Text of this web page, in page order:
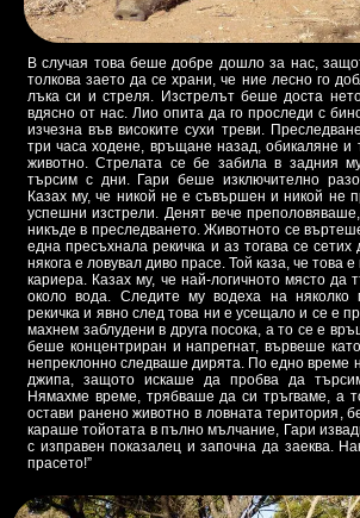
В случая това беше добре дошло за нас,
толкова заето да се храни, че ние лесно го
лъка си и стреля. Изстрелът беше доста
вдясно от нас. Лио опита да го проследи с
изчезна във високите сухи треви.
три часа ходене, връщане назад, обикаляне и
животно. Стрелата се бе забила в задния
търсим с дни. Гари беше изключително
Казах му, че никой не е съвършен и никой не
успешни изстрели. Денят вече
никъде в преследването. Животното се
една пресъхнала рекичка и аз тогава се
някога е ловувал диво прасе. Той каза, че това
кариера. Казах му, че най-логичното място да
около вода. Следите му водеха на няколко
рекичка и явно след това ни е усещало и се е
махнем заблудени в друга посока, а то се е
беше концентриран и напрегнат, вървеше
непреклонно следваше дирята. По едно време
джипа, защото искаше да пробва да
Нямахме време, трябваше да си тръгваме, а
остави ранено животно в ловната територия,
караше тойотата в пълно мълчание, Гари
с изправен показалец и започна да заеква.
прасето!”